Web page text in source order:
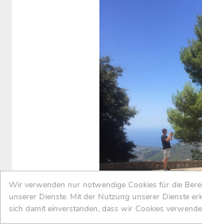
Wir verwenden nur notwendige Cookies für die
unserer Dienste. Mit der Nutzung unserer Dienste
sich damit einverstanden, dass wir Cookies